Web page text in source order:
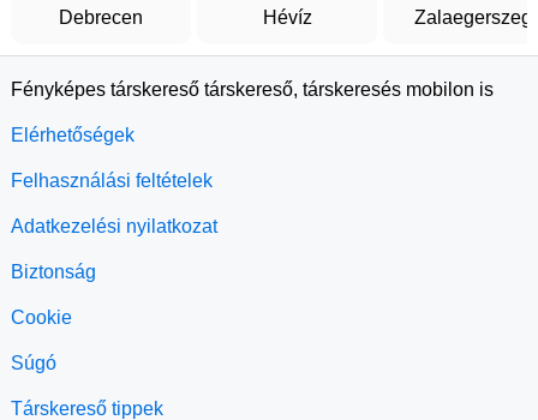
Debrecen
Hévíz
Zalaegerszeg
Fényképes társkereső társkereső, társkeresés mobilon is
Elérhetőségek
Felhasználási feltételek
Adatkezelési nyilatkozat
Biztonság
Cookie
Súgó
Társkereső tippek